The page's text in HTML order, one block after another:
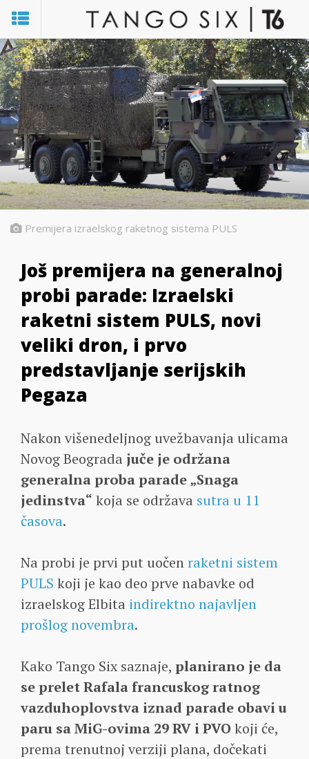
Premijera izraelskog raketnog sistema PULS
Još premijera na generalnoj
probi parade: Izraelski
raketni sistem PULS, novi
veliki dron, i prvo
predstavljanje serijskih
Pegaza
Nakon višenedeljnog uvežbavanja ulicama
Novog Beograda juče je održana
generalna proba parade „Snaga
jedinstva“ koja se održava sutra u 11
časova.
Na probi je prvi put uočenraketni sistem
PULS koji je kao deo prve nabavke od
izraelskog Elbita indirektno najavljen
prošlog novembra.
Kako Tango Six saznaje, planirano je da
se prelet Rafala francuskog ratnog
vazduhoplovstva iznad parade obavi u
paru sa MiG-ovima 29 RV i PVO koji će,
prema trenutnoj verziji plana, dočekati